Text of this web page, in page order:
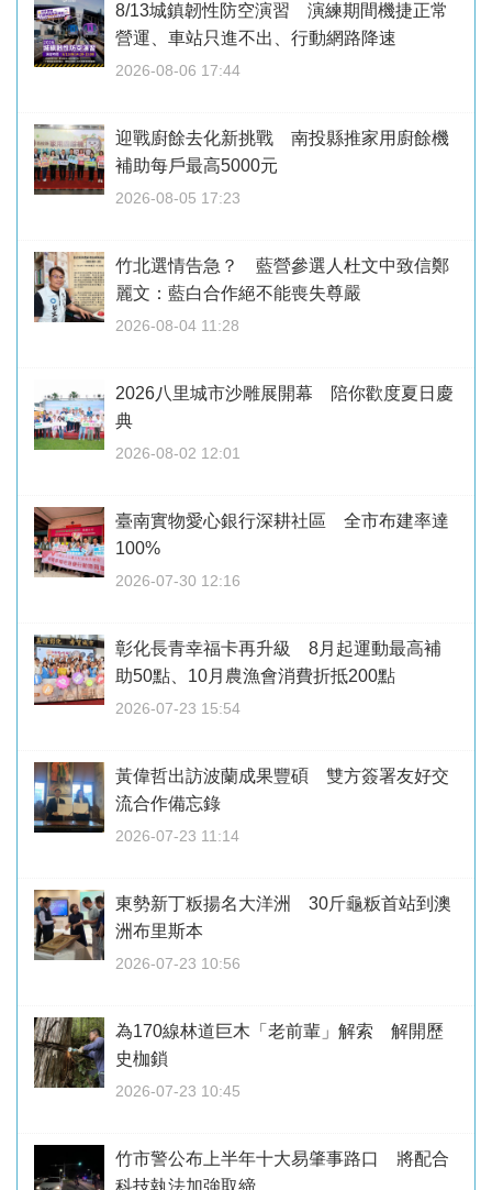
8/13城鎮韌性防空演習 演練期間機捷正常
營運、車站只進不出、行動網路降速
2026-08-06 17:44
迎戰廚餘去化新挑戰 南投縣推家用廚餘機
補助每戶最高5000元
2026-08-05 17:23
竹北選情告急？ 藍營參選人杜文中致信鄭
麗文：藍白合作絕不能喪失尊嚴
2026-08-04 11:28
2026八里城市沙雕展開幕 陪你歡度夏日慶
典
2026-08-02 12:01
臺南實物愛心銀行深耕社區 全市布建率達
100%
2026-07-30 12:16
彰化長青幸福卡再升級 8月起運動最高補
助50點、10月農漁會消費折抵200點
2026-07-23 15:54
黃偉哲出訪波蘭成果豐碩 雙方簽署友好交
流合作備忘錄
2026-07-23 11:14
東勢新丁粄揚名大洋洲 30斤龜粄首站到澳
洲布里斯本
2026-07-23 10:56
為170線林道巨木「老前輩」解索 解開歷
史枷鎖
2026-07-23 10:45
竹市警公布上半年十大易肇事路口 將配合
科技執法加強取締